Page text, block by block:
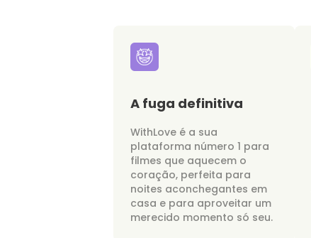
A fuga definitiva
WithLove é a sua
plataforma número 1 para
filmes que aquecem o
coração, perfeita para
noites aconchegantes em
casa e para aproveitar um
merecido momento só seu.